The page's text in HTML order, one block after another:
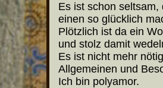
Es ist schon
einen so glücklich
Plötzlich ist da ein
und stolz damit
Es ist nicht mehr
Allgemeinen und
Ich bin polyamor.